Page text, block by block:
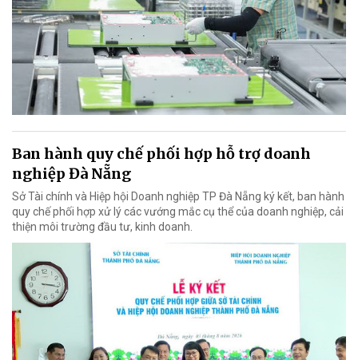
Ban hành quy chế phối hợp hỗ trợ doanh
nghiệp Đà Nẵng
Sở Tài chính và Hiệp hội Doanh nghiệp TP Đà Nẵng ký kết, ban hành
quy chế phối hợp xử lý các vướng mắc cụ thể của doanh nghiệp, cải
thiện môi trường đầu tư, kinh doanh.